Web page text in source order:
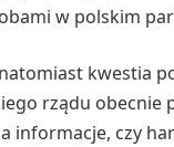
w polskim
kwestia
rządu obecnie
informacje, czy